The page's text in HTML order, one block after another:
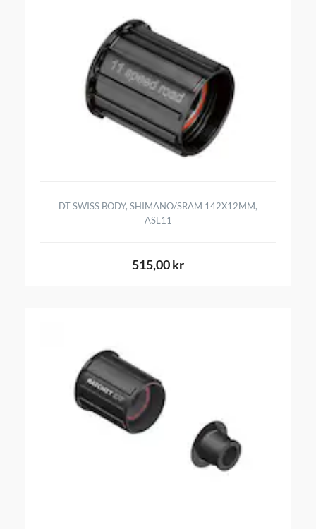
DT SWISS BODY, SHIMANO/SRAM 142X12MM,
ASL11
515,00 kr